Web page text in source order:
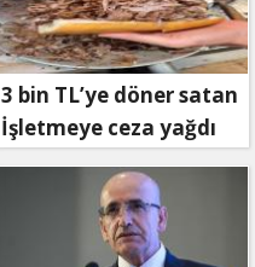
3 bin TL’ye döner satan
İşletmeye ceza yağdı